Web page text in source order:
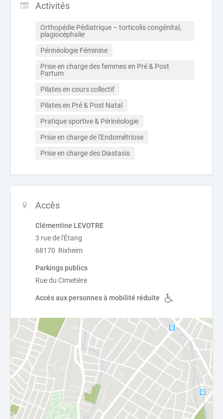
Activités
Orthopédie Pédiatrique – torticolis congénital,
plagiocéphalie
Périnéologie Féminine
Prise en charge des femmes en Pré & Post
Partum
Pilates en cours collectif
Pilates en Pré & Post Natal
Pratique sportive & Périnéologie
Prise en charge de l'Endométriose
Prise en charge des Diastasis
Accès
Clémentine LEVOTRE
3 rue de l'Étang
68170 Rixheim
Parkings publics
Rue du Cimetière
Accès aux personnes à mobilité réduite